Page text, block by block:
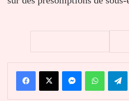
FacebookX Messenger